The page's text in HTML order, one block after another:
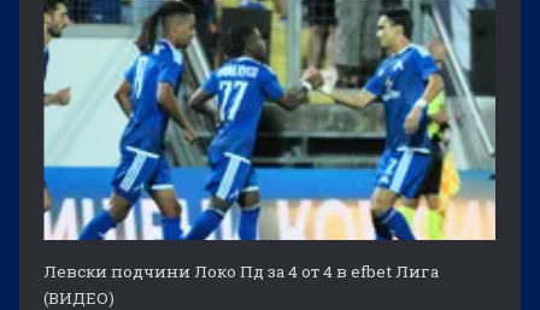
Левски подчини Локо Пд за 4 от 4 в efbet Лига
(ВИДЕО)